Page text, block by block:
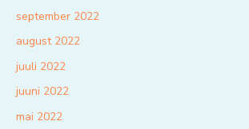
september 2022
august 2022
juuli 2022
juuni 2022
mai 2022